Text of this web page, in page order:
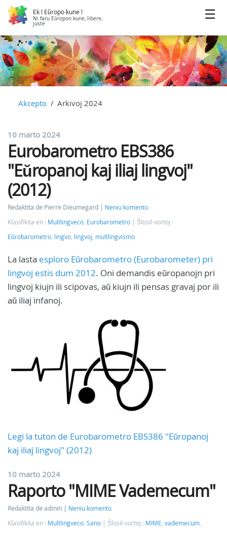
Ek ! Eŭropo kune !
Ni faru Eŭropon kune, libere,
juste
Akcepto Arkivoj 2024
10 marto 2024
Eurobarometro EBS386
"Eŭropanoj kaj iliaj lingvoj"
(2012)
Redaktita de Pierre Dieumegard
Neniu komento
Klasifikita en : Multlingveco Eurobarometro
Ŝlosil-vortoj :
Eŭrobarometro lingvo lingvoj multlingvismo
La lasta esploro Eŭrobarometro (Eurobarometer) pri
lingvoj estis dum 2012. Oni demandis eŭropanojn pri
lingvoj kiujn ili scipovas, aŭ kiujn ili pensas gravaj por ili
aŭ iliaj infanoj.
Legi la tuton de Eurobarometro EBS386 "Eŭropanoj
kaj iliaj lingvoj" (2012)
10 marto 2024
Raporto "MIME Vademecum"
Redaktita de admin
Neniu komento
Klasifikita en : Multlingveco Sano Ŝlosil-vortoj : MIME vademecum